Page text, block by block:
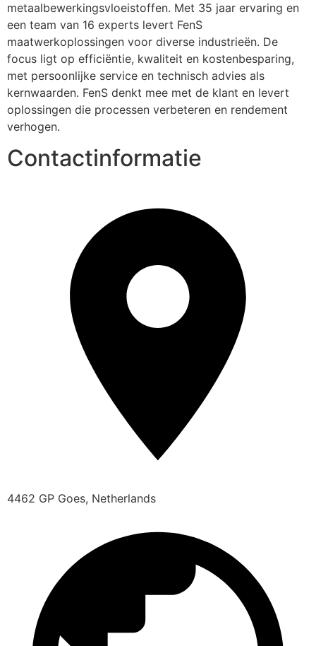
metaalbewerkingsvloeistoffen. Met 35 jaar ervaring en
een team van 16 experts levert FenS
maatwerkoplossingen voor diverse industrieën. De
focus ligt op efficiëntie, kwaliteit en kostenbesparing,
met persoonlijke service en technisch advies als
kernwaarden. FenS denkt mee met de klant en levert
oplossingen die processen verbeteren en rendement
verhogen.
Contactinformatie
4462 GP Goes, Netherlands